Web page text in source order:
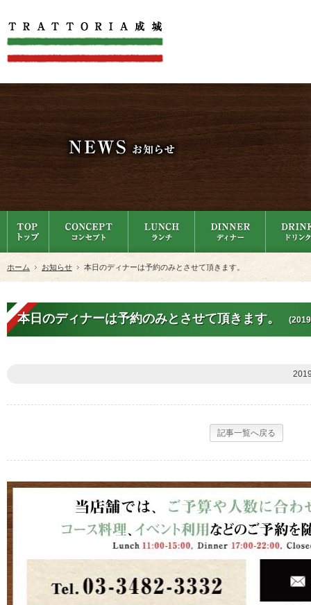
ホーム お知らせ 本日のディナーは予約のみとさせて頂きます。
本日のディナーは予約のみとさせて頂きます。
記事一覧へ戻る